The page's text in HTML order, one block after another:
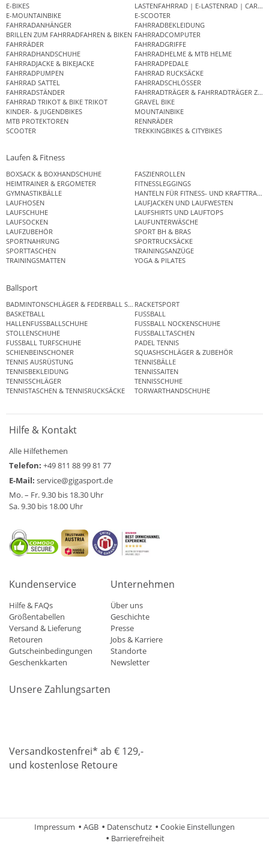
E-BIKES
LASTENFAHRRAD | E-LASTENRAD |
E-MOUNTAINBIKE
E-SCOOTER
FAHRRADANHÄNGER
FAHRRADBEKLEIDUNG
BRILLEN ZUM FAHRRADFAHREN & BIKEN FAHRRADCOMPUTER
FAHRRÄDER
FAHRRADGRIFFE
FAHRRADHANDSCHUHE
FAHRRADHELME & MTB HELME
FAHRRADJACKE & BIKEJACKE
FAHRRADPEDALE
FAHRRADPUMPEN
FAHRRAD RUCKSÄCKE
FAHRRAD SATTEL
FAHRRADSCHLÖSSER
FAHRRADSTÄNDER
FAHRRADTRÄGER & FAHRRADTRÄGER
FAHRRAD TRIKOT & BIKE TRIKOT
GRAVEL BIKE
KINDER- & JUGENDBIKES
MOUNTAINBIKE
MTB PROTEKTOREN
RENNRÄDER
SCOOTER
TREKKINGBIKES & CITYBIKES
Laufen & Fitness
BOXSACK & BOXHANDSCHUHE
FASZIENROLLEN
HEIMTRAINER & ERGOMETER
FITNESSLEGGINGS
GYMNASTIKBÄLLE
HANTELN FÜR FITNESS- UND
LAUFHOSEN
LAUFJACKEN UND LAUFWESTEN
LAUFSCHUHE
LAUFSHIRTS UND LAUFTOPS
LAUFSOCKEN
LAUFUNTERWÄSCHE
LAUFZUBEHÖR
SPORT BH & BRAS
SPORTNAHRUNG
SPORTRUCKSÄCKE
SPORTTASCHEN
TRAININGSANZÜGE
TRAININGSMATTEN
YOGA & PILATES
Ballsport
BADMINTONSCHLÄGER & FEDERBALL SETSRACKETSPORT
BASKETBALL
FUSSBALL
HALLENFUSSBALLSCHUHE
FUSSBALL NOCKENSCHUHE
STOLLENSCHUHE
FUSSBALLTASCHEN
FUSSBALL TURFSCHUHE
PADEL TENNIS
SCHIENBEINSCHONER
SQUASHSCHLÄGER & ZUBEHÖR
TENNIS AUSRÜSTUNG
TENNISBÄLLE
TENNISBEKLEIDUNG
TENNISSAITEN
TENNISSCHLÄGER
TENNISSCHUHE
TENNISTASCHEN & TENNISRUCKSÄCKE
TORWARTHANDSCHUHE
Hilfe & Kontakt
Alle Hilfethemen
Telefon: +49 811 88 99 81 77
E-Mail: service@gigasport.de
Mo. – Fr. 9.30 bis 18.30 Uhr
Sa. 9.30 bis 18.00 Uhr
Kundenservice
Hilfe & FAQs
Größentabellen
Versand & Lieferung
Retouren
Gutscheinbedingungen
Geschenkkarten
Unternehmen
Über uns
Geschichte
Presse
Jobs & Karriere
Standorte
Newsletter
Unsere Zahlungsarten
Versandkostenfrei* ab € 129,-
und kostenlose Retoure
Impressum AGB Datenschutz
Cookie Einstellungen
Barrierefreiheit